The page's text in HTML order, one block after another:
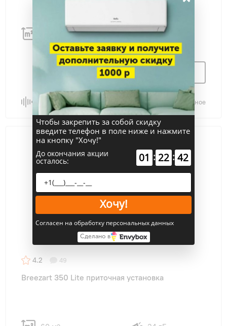
35 дБ
Сравнить В избранное
4.2 49
Breezart 350 Lite приточная установка
Чтобы закрепить за собой скидку
введите телефон в поле ниже и нажмите
на кнопку "Хочу!"
До окончания акции
осталось: 01 : 22 : 42
Хочу!
Согласен на обработку персональных данных
Сделано в